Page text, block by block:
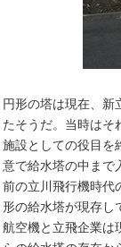
リース
ート
円形の塔は現在、新
たそうだ。当時はそ
施設としての役目を
意で給水塔の中まで
前の立川飛行機時代
形の給水塔が現存し
航空機と立飛企業は